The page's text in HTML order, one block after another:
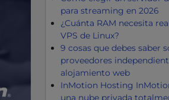
para streaming en 2026
¿Cuánta RAM necesita
VPS de Linux?
9 cosas que debes saber
proveedores
alojamiento web
InMotion Hosting
una nube privada